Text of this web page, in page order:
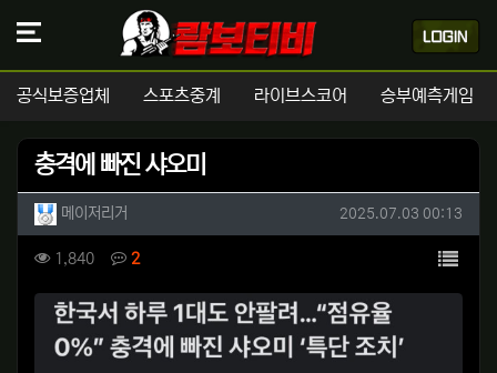
공식보증업체 스포츠중계 라이브스코어 승부예측게임
충격에 빠진 샤오미
작성자 정보
메이저리거 작성일
2025.07.03 00:13
컨텐츠 정보
1,840조회 2댓글 목록
본문